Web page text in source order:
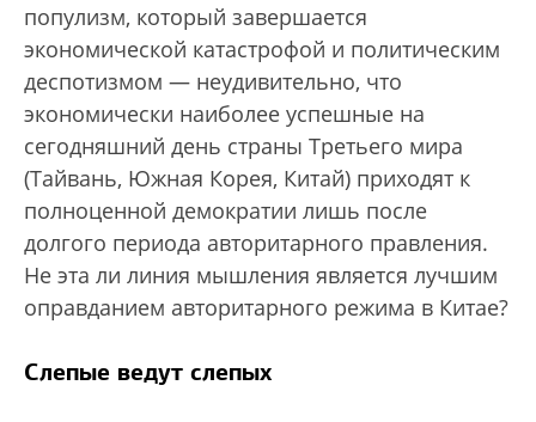
популизм, который завершается
экономической катастрофой и политическим
деспотизмом — неудивительно, что
экономически наиболее успешные на
сегодняшний день страны Третьего мира
(Тайвань, Южная Корея, Китай) приходят к
полноценной демократии лишь после
долгого периода авторитарного правления.
Не эта ли линия мышления является лучшим
оправданием авторитарного режима в Китае?
Слепые ведут слепых